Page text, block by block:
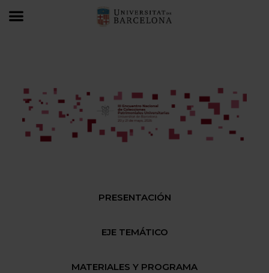
PRESENTACIÓN
EJE TEMÁTICO
MATERIALES Y PROGRAMA